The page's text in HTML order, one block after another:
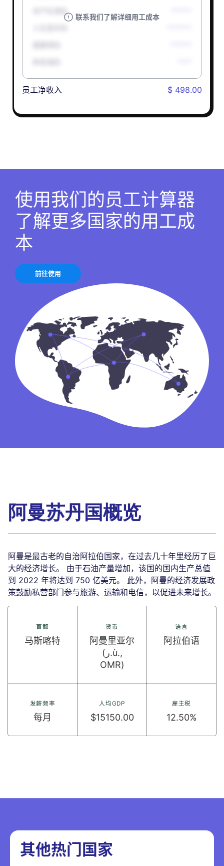
联系我们了解详细用工成本
孕产妇津贴
员工净收入 $ 498.00
使用我们的员工计算器
了解更多国家的用工成
本
前往使用
阿曼苏丹国概览
阿曼是最古老的自治阿拉伯国家，在过去几十年里经历了巨
大的经济增长。 由于石油产量增加，该国的国内生产总值
到 2022 年将达到 750 亿美元。 此外，阿曼的经济发展政
策鼓励私营部门参与旅游、运输和电信，以促进未来增长。
首都
马斯喀特
货币
阿曼里亚尔
(ر.ù.,
OMR)
语言
阿拉伯语
发薪频率
每月
人均GDP
$15150.00
雇主税
12.50%
其他热门国家